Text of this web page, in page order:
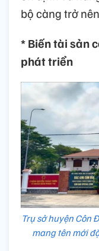
bộ càng trở
* Biến tài sản
phát triển
Trụ sở huyện Côn
mang tên mới